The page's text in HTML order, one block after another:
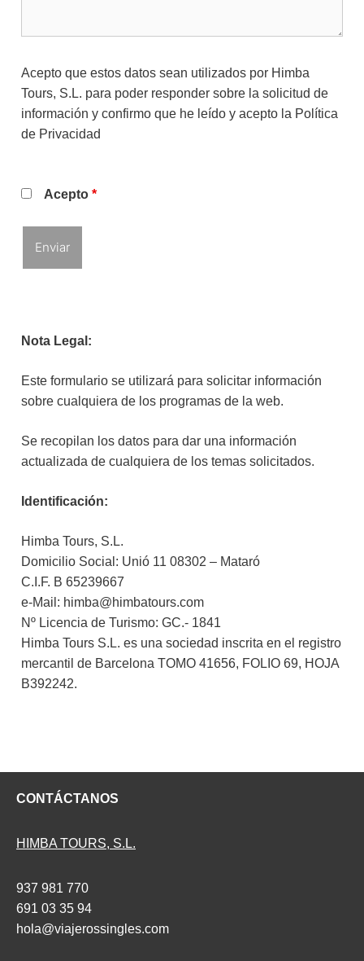
Acepto que estos datos sean utilizados por Himba
Tours, S.L. para poder responder sobre la solicitud de
información y confirmo que he leído y acepto la Política
de Privacidad
Acepto *
Nota Legal:
Este formulario se utilizará para solicitar información
sobre cualquiera de los programas de la web.
Se recopilan los datos para dar una información
actualizada de cualquiera de los temas solicitados.
Identificación:
Himba Tours, S.L.
Domicilio Social: Unió 11 08302 – Mataró
C.I.F. B 65239667
e-Mail: himba@himbatours.com
Nº Licencia de Turismo: GC.- 1841
Himba Tours S.L. es una sociedad inscrita en el registro
mercantil de Barcelona TOMO 41656, FOLIO 69, HOJA
B392242.
CONTÁCTANOS
HIMBA TOURS, S.L.
937 981 770
691 03 35 94
hola@viajerossingles.com